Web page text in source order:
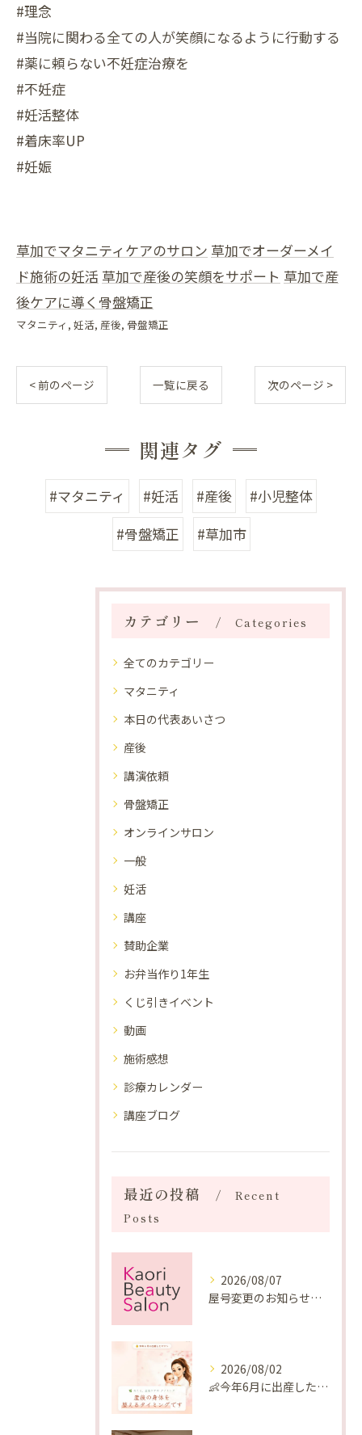
#理念
#当院に関わる全ての人が笑顔になるように行動する
#薬に頼らない不妊症治療を
#不妊症
#妊活整体
#着床率UP
#妊娠
草加でマタニティケアのサロン 草加でオーダーメイ
ド施術の妊活 草加で産後の笑顔をサポート 草加で産
後ケアに導く骨盤矯正
マタニティ 妊活 産後 骨盤矯正
< 前のページ 一覧に戻る 次のページ >
関連タグ
#マタニティ #妊活 #産後
#小児整体
#骨盤矯正
#草加市
カテゴリー Categories
全てのカテゴリー
マタニティ
本日の代表あいさつ
産後
講演依頼
骨盤矯正
オンラインサロン
一般
妊活
講座
賛助企業
お弁当作り1年生
くじ引きイベント
動画
施術感想
診療カレンダー
講座ブログ
最近の投稿
Recent
Posts
2026/08/07
屋号変更のお知らせと「SAKUYA Harmonies」に込めた想い
2026/08/02
👶今年6月に出産したママへ♡